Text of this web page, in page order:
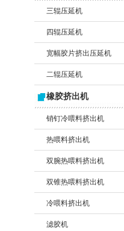
三辊压延机
四辊压延机
宽幅胶片挤出压延机
二辊压延机
橡胶挤出机
销钉冷喂料挤出机
热喂料挤出机
双腕热喂料挤出机
双锥热喂料挤出机
冷喂料挤出机
滤胶机